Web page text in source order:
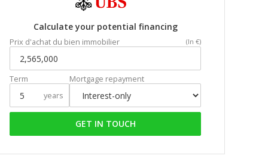
Calculate your potential financing
Prix d'achat du bien immobilier (In €)
Term
years
Mortgage repayment
GET IN TOUCH